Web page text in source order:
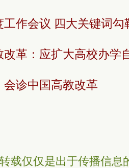
作会议 四大关键词勾
革：应扩大高校办学
会诊中国高教改革
载仅仅是出于传播信息